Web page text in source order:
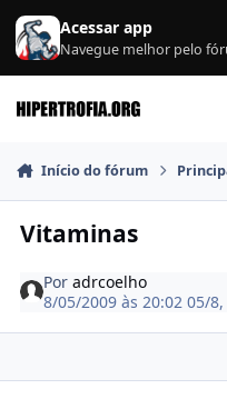
Ir para conteúdo
Acessar app
Navegue melhor pelo
Início do fórum
Vitaminas
Poradrcoelho
8/05/2009 às 20:0205/